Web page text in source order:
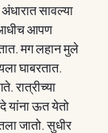
सावल्या
आपण
मग लहान मुले
घाबरतात.
रात्रीच्या
यांना ऊत येतो
जातो. सुधीर